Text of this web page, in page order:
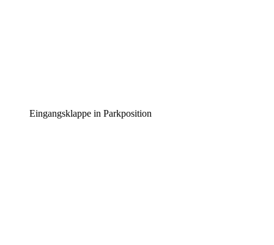
Eingangsklappe in Parkposition